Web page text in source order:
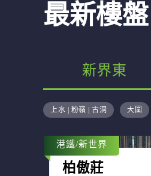
最新樓盤
新界東
上水 | 粉嶺 | 古洞 大圍
港鐵/新世界
柏傲莊